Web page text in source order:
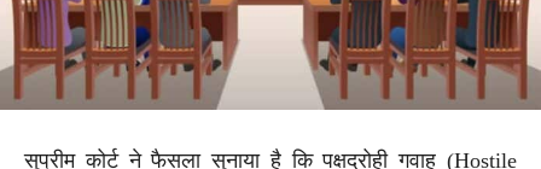
सुप्रीम कोर्ट ने फैसला सुनाया है कि पक्षद्रोही गवाह (Hostile